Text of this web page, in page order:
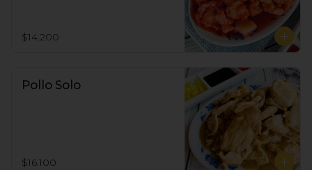
$14.200
Pollo Solo
$16.100